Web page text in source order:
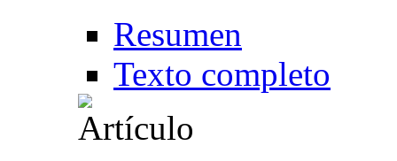
Resumen
Texto completo